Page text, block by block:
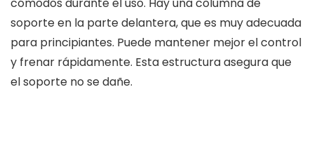
soporte en la parte delantera, que es muy adecuada
para principiantes. Puede mantener mejor el control
y frenar rápidamente. Esta estructura asegura que
el soporte no se dañe.